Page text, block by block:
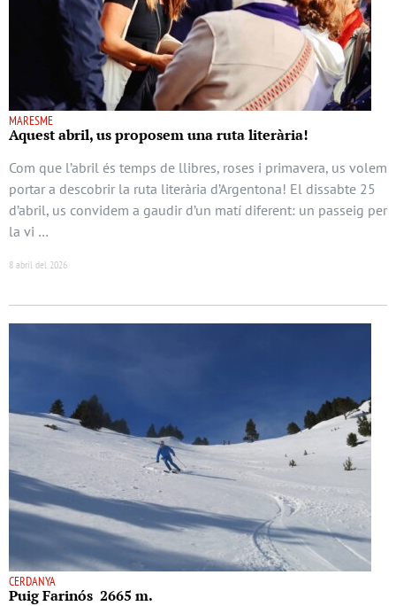
MARESME
Aquest abril, us proposem una ruta literària!
Com que l’abril és temps de llibres, roses i primavera, us volem
portar a descobrir la ruta literària d’Argentona! El dissabte 25
d’abril, us convidem a gaudir d’un matí diferent: un passeig per
la vi …
8 abril del 2026
CERDANYA
Puig Farinós 2665 m.